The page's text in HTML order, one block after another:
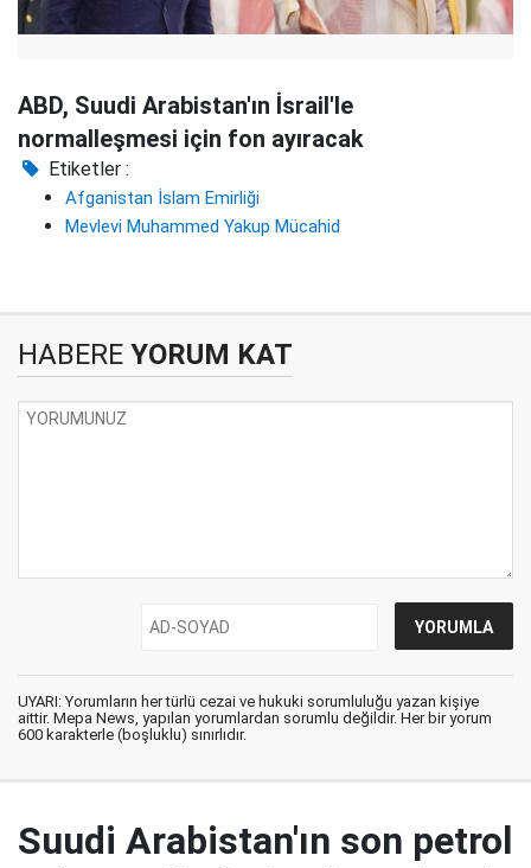
ABD, Suudi Arabistan'ın İsrail'le
normalleşmesi için fon ayıracak
Etiketler :
Afganistan İslam Emirliği
Mevlevi Muhammed Yakup Mücahid
HABERE YORUM KAT
UYARI: Yorumların her türlü cezai ve hukuki sorumluluğu yazan kişiye
aittir. Mepa News, yapılan yorumlardan sorumlu değildir. Her bir yorum
600 karakterle (boşluklu) sınırlıdır.
Suudi Arabistan'ın son petrol